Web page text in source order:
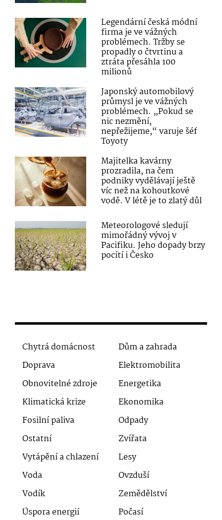
Legendární česká módní
firma je ve vážných
problémech. Tržby se
propadly o čtvrtinu a
ztráta přesáhla 100
milionů
Japonský automobilový
průmysl je ve vážných
problémech. „Pokud se
nic nezmění,
nepřežijeme,“ varuje šéf
Toyoty
Majitelka kavárny
prozradila, na čem
podniky vydělávají ještě
víc než na kohoutkové
vodě. V létě je to zlatý důl
Meteorologové sledují
mimořádný vývoj v
Pacifiku. Jeho dopady brzy
pocítí i Česko
Chytrá domácnost
Dům a zahrada
Doprava
Elektromobilita
Obnovitelné zdroje
Energetika
Klimatická krize
Ekonomika
Fosilní paliva
Odpady
Ostatní
Zvířata
Vytápění a chlazení
Lesy
Voda
Ovzduší
Vodík
Zemědělství
Úspora energií
Počasí